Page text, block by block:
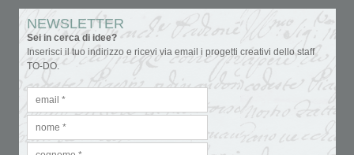
NEWSLETTER
Sei in cerca di idee?
Inserisci il tuo indirizzo e ricevi via email i progetti creativi dello staff
TO-DO.